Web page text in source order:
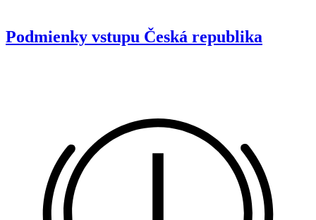
Podmienky vstupu Česká republika